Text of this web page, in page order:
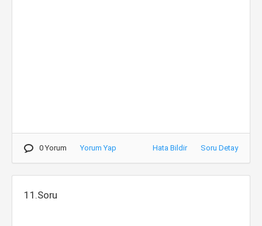
0 Yorum Yorum Yap Hata Bildir Soru Detay
11.Soru